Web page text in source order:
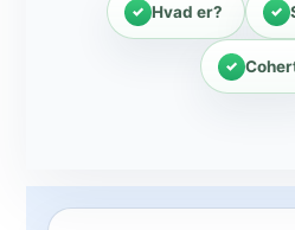
Hvad er?